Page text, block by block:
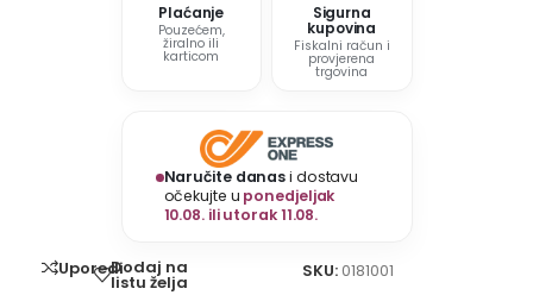
Plaćanje
Pouzećem,
žiralno ili
karticom
Sigurna
kupovina
Fiskalni račun i
provjerena
trgovina
Naručite danasi dostavu
očekujte u ponedjeljak
10.08. ili utorak 11.08.
UporediDodaj na
listu želja
SKU: 0181001